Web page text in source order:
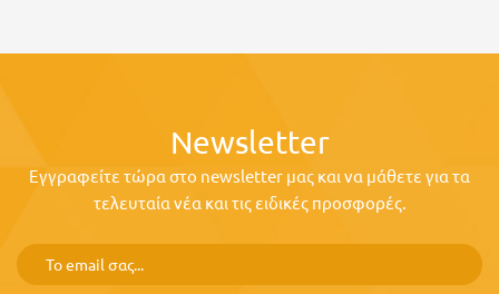
Newsletter
Εγγραφείτε τώρα στο newsletter μας και να μάθετε για τα
τελευταία νέα και τις ειδικές προσφορές.